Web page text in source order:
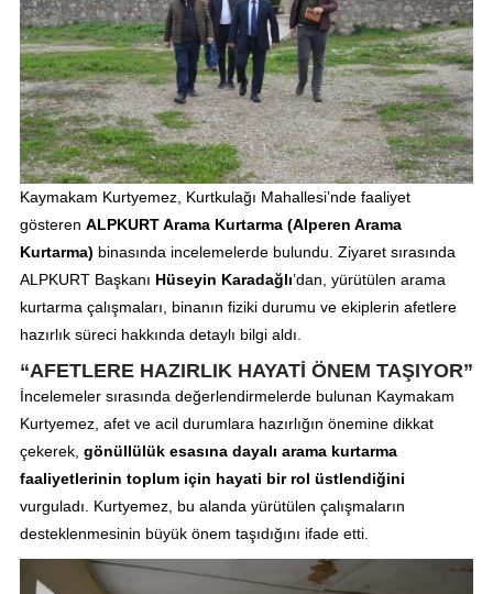
Kaymakam Kurtyemez, Kurtkulağı Mahallesi’nde faaliyet
gösteren ALPKURT Arama Kurtarma (Alperen Arama
Kurtarma) binasında incelemelerde bulundu. Ziyaret sırasında
ALPKURT Başkanı Hüseyin Karadağlı’dan, yürütülen arama
kurtarma çalışmaları, binanın fiziki durumu ve ekiplerin afetlere
hazırlık süreci hakkında detaylı bilgi aldı.
“AFETLERE HAZIRLIK HAYATİ ÖNEM TAŞIYOR”
İncelemeler sırasında değerlendirmelerde bulunan Kaymakam
Kurtyemez, afet ve acil durumlara hazırlığın önemine dikkat
çekerek, gönüllülük esasına dayalı arama kurtarma
faaliyetlerinin toplum için hayati bir rol üstlendiğini
vurguladı. Kurtyemez, bu alanda yürütülen çalışmaların
desteklenmesinin büyük önem taşıdığını ifade etti.